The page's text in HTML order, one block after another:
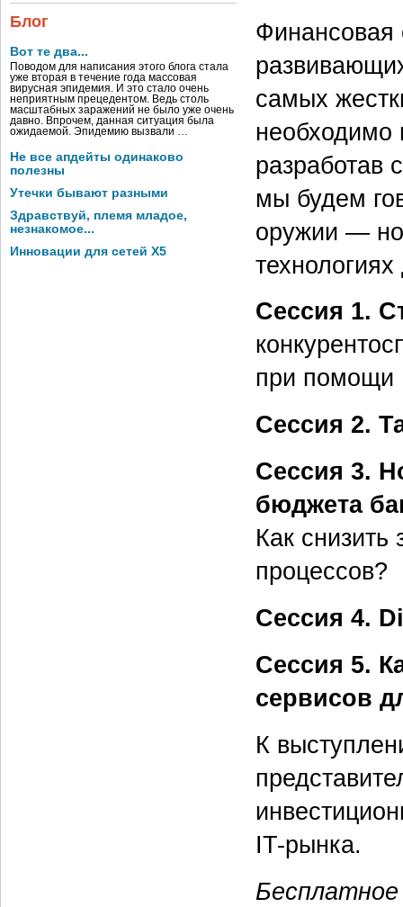
Блог
Вот те два...
Поводом для написания этого блога стала
уже вторая в течение года массовая
вирусная эпидемия. И это стало очень
неприятным прецедентом. Ведь столь
масштабных заражений не было уже очень
давно. Впрочем, данная ситуация была
ожидаемой. Эпидемию вызвали …
Не все апдейты одинаково
полезны
Утечки бывают разными
Здравствуй, племя младое,
незнакомое...
Инновации для сетей X5
самых
необходимо
разработав
мы будем
оружии —
Сессия 1.
при помощи
Сессия 2.
Сессия 3.
бюджета
Как снизить
процессов?
Сессия 4.
Сессия 5.
сервисов
К
IT-рынка.